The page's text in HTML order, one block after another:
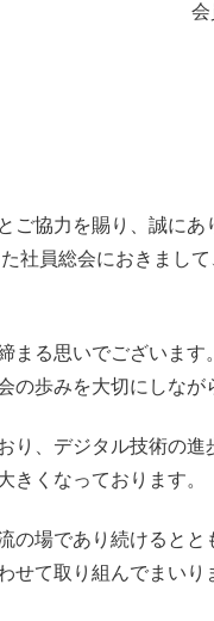
会
協力を賜り、誠にあ
社員総会におきまし
る思いでございま
の歩みを大切にしな
、デジタル技術の
きくなっております。
場であり続けると
せて取り組んでまいり